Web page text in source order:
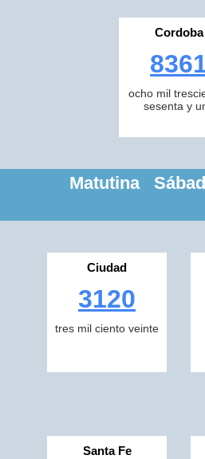
Cordoba
ocho mil
sesenta y
Matutina
Ciudad
3120
tres mil ciento veinte
Santa Fe